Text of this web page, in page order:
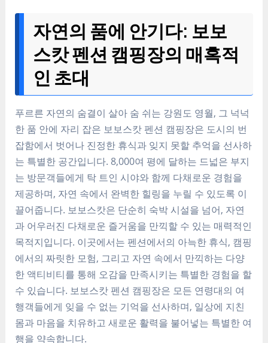
자연의 품에 안기다: 보보
스캇 펜션 캠핑장의 매혹적
인 초대
푸르른 자연의 숨결이 살아 숨 쉬는 강원도 영월, 그 넉넉
한 품 안에 자리 잡은 보보스캇 펜션 캠핑장은 도시의 번
잡함에서 벗어나 진정한 휴식과 잊지 못할 추억을 선사하
는 특별한 공간입니다. 8,000여 평에 달하는 드넓은 부지
는 방문객들에게 탁 트인 시야와 함께 다채로운 경험을
제공하며, 자연 속에서 완벽한 힐링을 누릴 수 있도록 이
끌어줍니다. 보보스캇은 단순히 숙박 시설을 넘어, 자연
과 어우러진 다채로운 즐거움을 만끽할 수 있는 매력적인
목적지입니다. 이곳에서는 펜션에서의 아늑한 휴식, 캠핑
에서의 짜릿한 모험, 그리고 자연 속에서 만끽하는 다양
한 액티비티를 통해 오감을 만족시키는 특별한 경험을 할
수 있습니다. 보보스캇 펜션 캠핑장은 모든 연령대의 여
행객들에게 잊을 수 없는 기억을 선사하며, 일상에 지친
몸과 마음을 치유하고 새로운 활력을 불어넣는 특별한 여
행을 약속합니다.